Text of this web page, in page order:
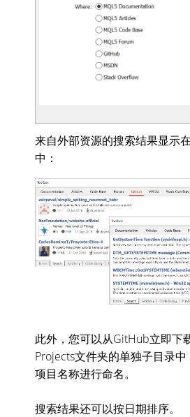
来自外部资源的搜索结果显示
中：
此外，您可以从GitHub立即下
Projects文件夹的单独子目录
项目名称进行命名。
搜索结果还可以按日期排序。